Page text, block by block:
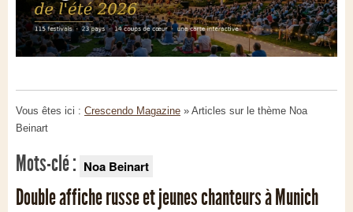
Vous êtes ici : Crescendo Magazine » Articles sur le thème Noa
Beinart
Mots-clé : Noa Beinart
Double affiche russe et jeunes chanteurs à Munich